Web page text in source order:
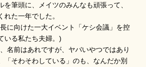
を筆頭に、メイツのみんなも頑張って、
れた一年でした。
に向けた一大イベント「ケシ会議」を控
いる私たち夫婦。)
名前はあれですが、ヤバいやつではあり
「そわそわしている」のも、なんだか別